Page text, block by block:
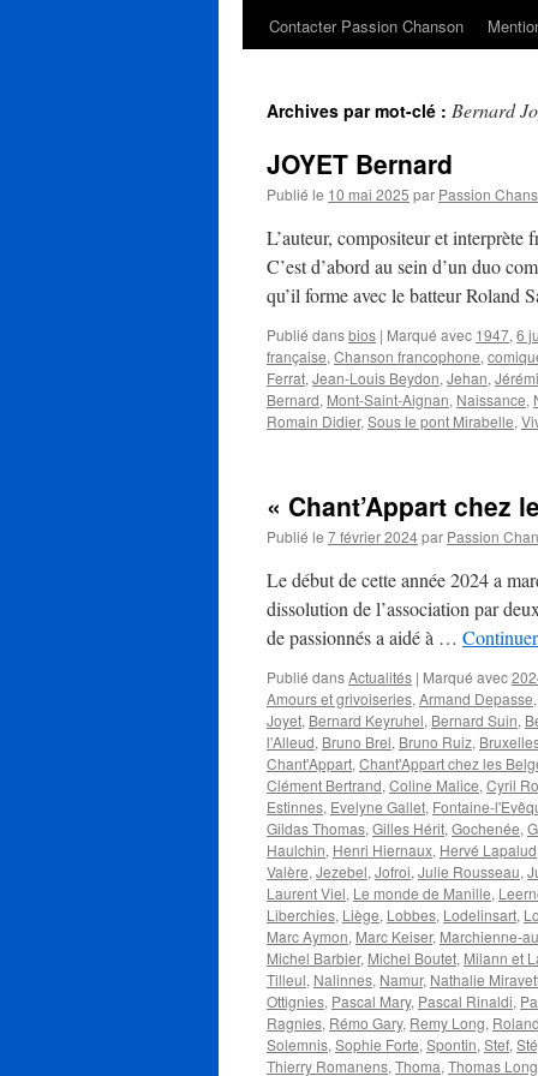
Contacter Passion Chanson
Archives par mot-clé : Bernard
JOYET Bernard
Publié le 10 mai 2025 par Passion
L’auteur, compositeur et
C’est d’abord au sein d’un duo
qu’il forme avec le batteur Roland
Publié dansbios | Marqué avec 1947, 6
française, Chanson francophone,
Ferrat, Jean-Louis Beydon, Jehan,
Bernard, Mont-Saint-Aignan, Naissance,
Romain Didier, Sous le pont Mirabelle,
« Chant’Appart chez
Publié le 7 février 2024par Passion
Le début de cette année 2024 a
dissolution de l’association par
de passionnés a aidé à …
Publié dansActualités | Marqué avec
Amours et grivoiseries, Armand Depasse,
Joyet, Bernard Keyruhel, Bernard Suin,
l'Alleud, Bruno Brel, Bruno Ruiz,
Chant'Appart, Chant'Appart chez les
Clément Bertrand, Coline Malice, Cyril
Estinnes, Evelyne Gallet, Fontaine-
Gildas Thomas, Gilles Hérit, Gochenée,
Haulchin, Henri Hiernaux, Hervé Lapalud
Valère, Jezebel, Jofroi, Julie Rousseau,
Laurent Viel, Le monde de Manille,
Liberchies, Liège, Lobbes, Lodelinsart,
Marc Aymon, Marc Keiser, Marchienne-
Michel Barbier, Michel Boutet, Milann et
Tilleul, Nalinnes, Namur, Nathalie
Ottignies, Pascal Mary, Pascal Rinaldi,
Ragnies, Rémo Gary, Remy Long,
Solemnis, Sophie Forte, Spontin, Stef,
Thierry Romanens, Thoma, Thomas Long